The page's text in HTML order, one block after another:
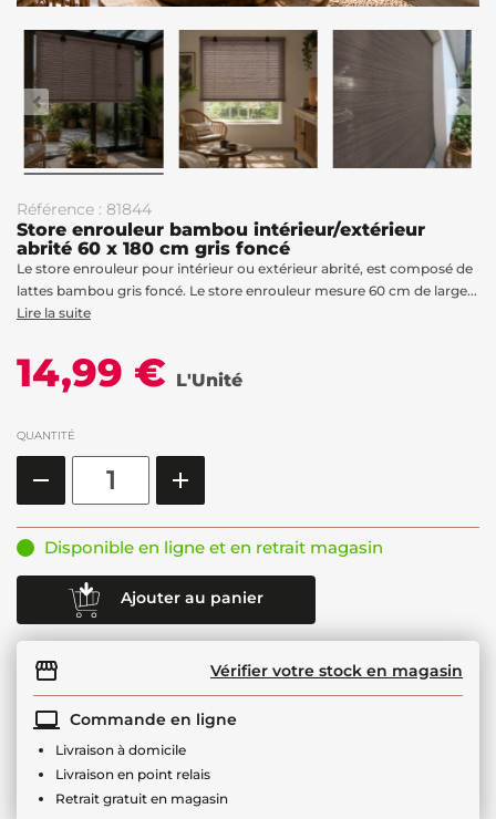
Référence : 81844
Store enrouleur bambou intérieur/extérieur
abrité 60 x 180 cm gris foncé
Le store enrouleur pour intérieur ou extérieur abrité, est composé de
lattes bambou gris foncé. Le store enrouleur mesure 60 cm de large...
Lire la suite
14,99 € L'Unité
QUANTITÉ
Disponible en ligne et en retrait magasin
Ajouter au panier
Vérifier votre stock en magasin
Commande en ligne
Livraison à domicile
Livraison en point relais
Retrait gratuit en magasin